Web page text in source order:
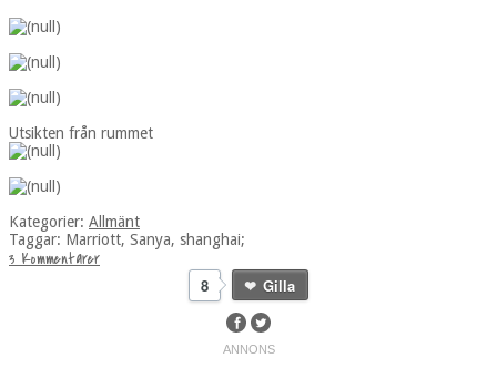
Utsikten från rummet
Kategorier: Allmänt
Taggar: Marriott, Sanya, shanghai;
3 Kommentarer
8
Gilla